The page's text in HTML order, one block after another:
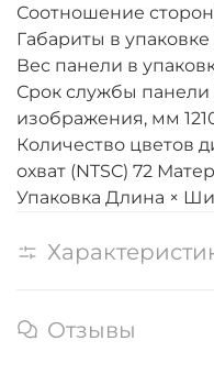
Соотношение сторон
Габариты в
Вес панели в
Срок службы панели
изображения, мм
Количество цветов
охват (NTSC) 72
Упаковка Длина ×
Отзывы